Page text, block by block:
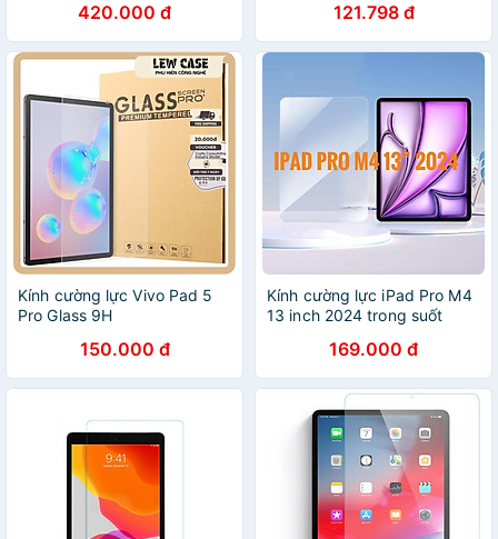
12.9 inch 2018- 2022/ Ipad
Air 4/ Air 5/ Ipad Mini 6/
Ipad Gen 9/10- Hàng Chính
420.000 đ 121.798 đ
Kính cường lực Vivo Pad 5
Pro Glass 9H
150.000 đ
Kính cường lực iPad Pro M4
13 inch 2024 trong suốt
169.000 đ